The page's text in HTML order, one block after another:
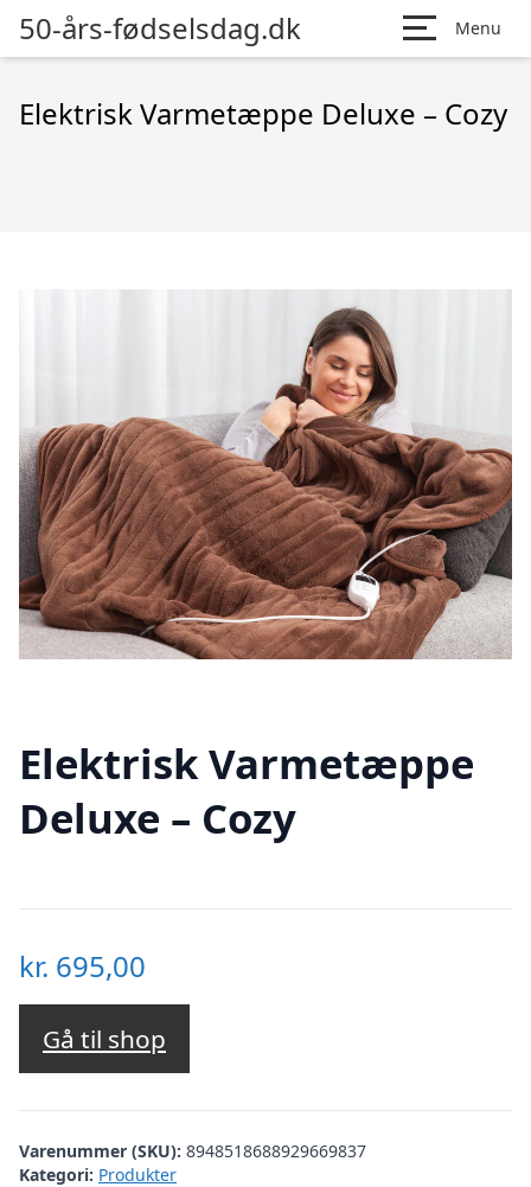
50-års-fødselsdag.dk Menu
Elektrisk Varmetæppe Deluxe – Cozy
Elektrisk Varmetæppe
Deluxe – Cozy
kr. 695,00
Gå til shop
Varenummer (SKU): 8948518688929669837
Kategori: Produkter